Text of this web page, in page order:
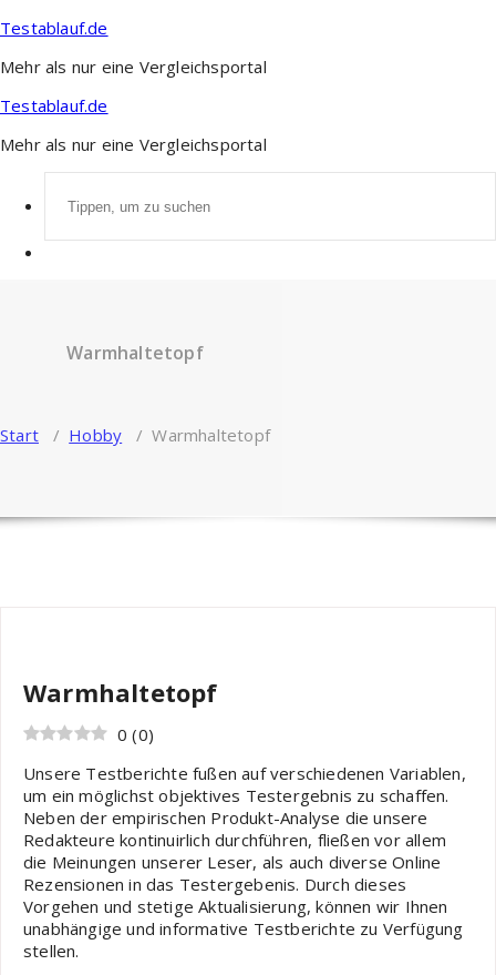
Inhalt
Testablauf.de
Mehr als nur eine Vergleichsportal
Testablauf.de
Mehr als nur eine Vergleichsportal
nach:
Warmhaltetopf
Start / Hobby /Warmhaltetopf
Warmhaltetopf
0 (0)
Unsere Testberichte fußen auf verschiedenen Variablen,
um ein möglichst objektives Testergebnis zu schaffen.
Neben der empirischen Produkt-Analyse die unsere
Redakteure kontinuirlich durchführen, fließen vor allem
die Meinungen unserer Leser, als auch diverse Online
Rezensionen in das Testergebenis. Durch dieses
Vorgehen und stetige Aktualisierung, können wir Ihnen
unabhängige und informative Testberichte zu Verfügung
stellen.